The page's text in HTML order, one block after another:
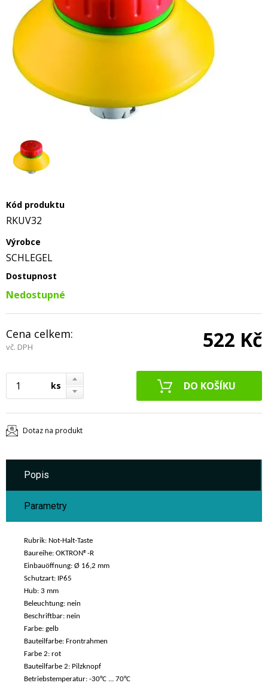
Kód produktu
RKUV32
Výrobce
SCHLEGEL
Dostupnost
Nedostupné
Cena celkem:
vč. DPH 522 Kč
ks
Dotaz na produkt
Popis
Parametry
Rubrik: Not-Halt-Taste
Baureihe: OKTRON®-R
Einbauöffnung: Ø 16,2 mm
Schutzart: IP65
Hub: 3 mm
Beleuchtung: nein
Beschriftbar: nein
Farbe: gelb
Bauteilfarbe: Frontrahmen
Farbe 2: rot
Bauteilfarbe 2: Pilzknopf
Betriebstemperatur: -30°C ... 70°C